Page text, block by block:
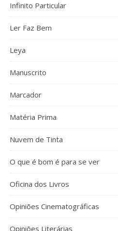
Infinito Particular
Ler Faz Bem
Leya
Manuscrito
Marcador
Matéria Prima
Nuvem de Tinta
O que é bom é para se ver
Oficina dos Livros
Opiniões Cinematográficas
Opiniões Literárias